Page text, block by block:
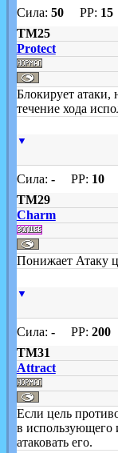
Сила: 50PP: 15
TM25
Protect
Блокирует атаки,
течение хода
▼
Сила: -PP: 10
TM29
Charm
Понижает Атаку
▼
Сила: -PP: 200
TM31
Attract
Если цель
в использующего
атаковать его.